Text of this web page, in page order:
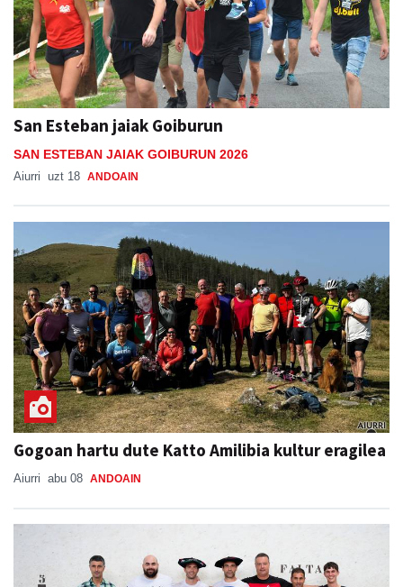
San Esteban jaiak Goiburun
SAN ESTEBAN JAIAK GOIBURUN 2026
Aiurri uzt 18 ANDOAIN
Gogoan hartu dute Katto Amilibia kultur eragilea
Aiurri abu 08 ANDOAIN